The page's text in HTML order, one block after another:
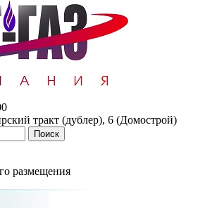
тракт (дублер), 6 (Домострой)
Поиск
размещения